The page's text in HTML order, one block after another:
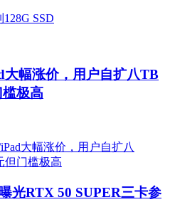
大幅涨价，用户自扩八TB
极高
光RTX 50 SUPER三卡参